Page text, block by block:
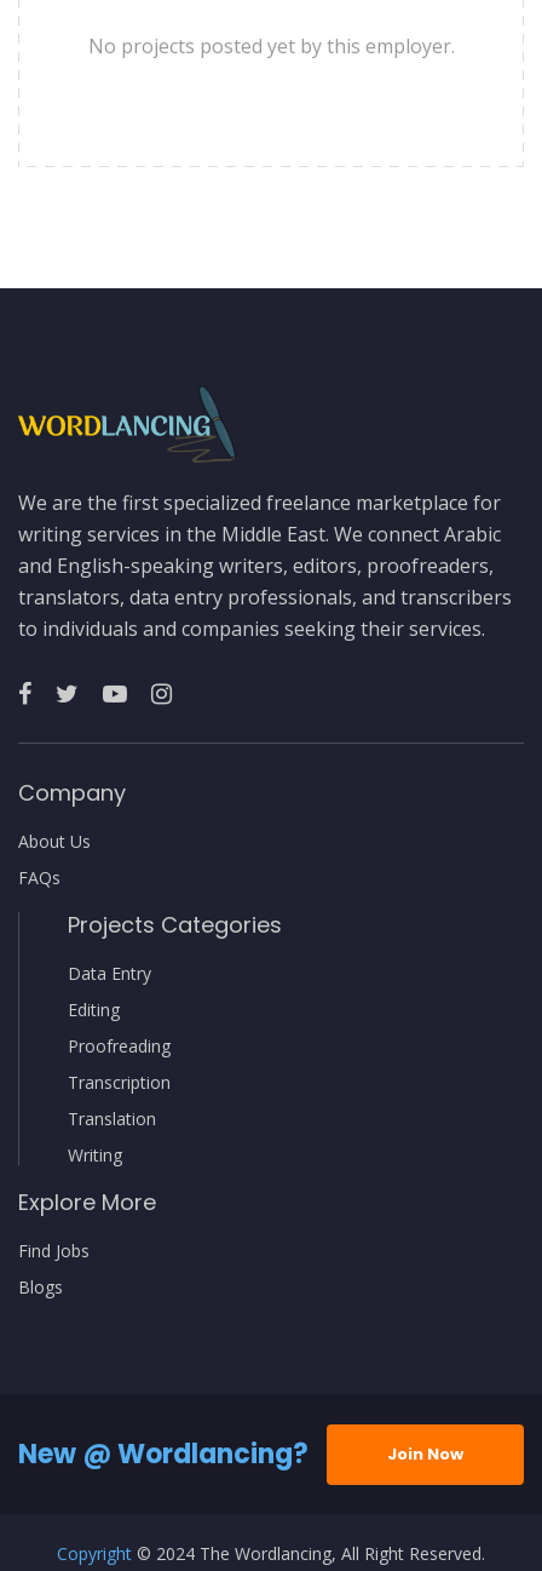
No projects posted yet by this employer.
We are the first specialized freelance marketplace for
writing services in the Middle East. We connect Arabic
and English-speaking writers, editors, proofreaders,
translators, data entry professionals, and transcribers
to individuals and companies seeking their services.
Company
About Us
FAQs
Projects Categories
Data Entry
Editing
Proofreading
Transcription
Translation
Writing
Explore More
Find Jobs
Blogs
New @ Wordlancing? Join Now
Copyright © 2024 The Wordlancing, All Right Reserved.